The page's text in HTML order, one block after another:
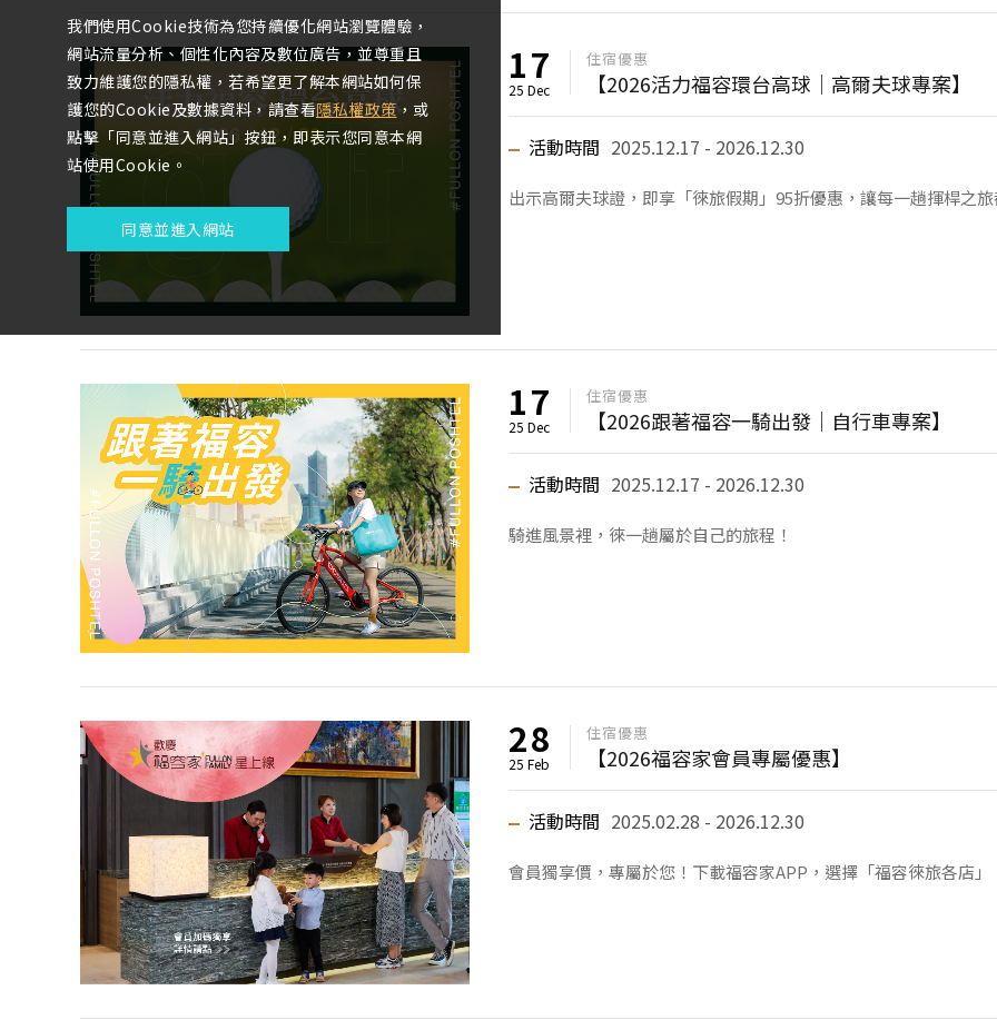
17
25 Dec
住宿優惠
【2026活力福容環台高球｜高爾夫球專案】
活動時間 2025.12.17 - 2026.12.30
出示高爾夫球證，即享「徠旅假期」95折優惠，讓每一趟揮桿之旅
17
25 Dec
住宿優惠
【2026跟著福容一騎出發｜自行車專案】
活動時間 2025.12.17 - 2026.12.30
騎進風景裡，徠一趟屬於自己的旅程！
28
25 Feb
住宿優惠
【2026福容家會員專屬優惠】
活動時間 2025.02.28 - 2026.12.30
會員獨享價，專屬於您！下載福容家APP，選擇「福容徠旅各店」
我們使用Cookie技術為您持續優化網站瀏覽體驗，
網站流量分析、個性化內容及數位廣告，並尊重且
致力維護您的隱私權，若希望更了解本網站如何保
護您的Cookie及數據資料，請查看隱私權政策，或
點擊「同意並進入網站」按鈕，即表示您同意本網
站使用Cookie。
同意並進入網站